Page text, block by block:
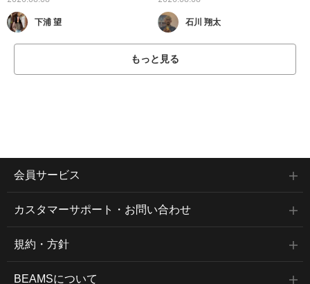
下浦 望 石川 翔太
もっと見る
会員サービス
カスタマーサポート・お問い合わせ
規約・方針
BEAMSについて